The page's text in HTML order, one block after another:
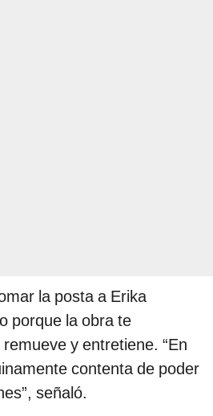
la posta a Erika
porque la obra te
y entretiene. “En
contenta de poder
señaló.